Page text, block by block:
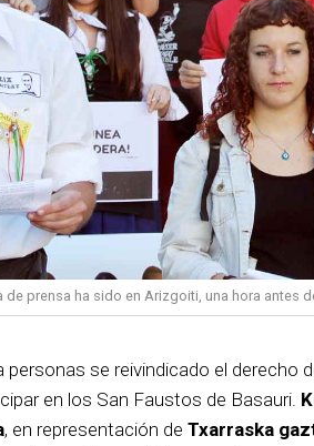
de prensa ha sido en Arizgoiti, una hora antes
personas se reivindicado el derecho
en los San Faustos de Basauri.
, en representación de Txarraska